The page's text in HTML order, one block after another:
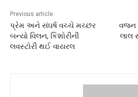
Previous article
પ્રેમ અને સંઘર્ષ વચ્ચે મચ્છર
બન્યો વિલન, કિશોરીની
લવસ્ટોરી થઈ વાયરલ
વજન
લાલ